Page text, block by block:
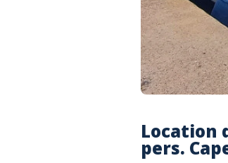
Location
pers.